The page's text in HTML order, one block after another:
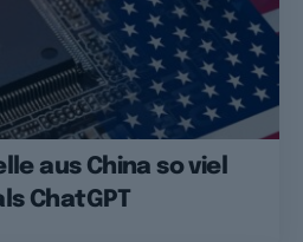
aus China so viel
ChatGPT